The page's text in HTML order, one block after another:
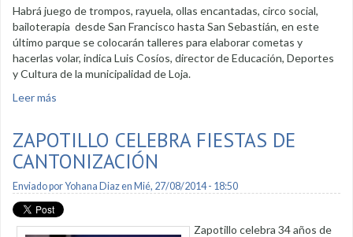
Habrá juego de trompos, rayuela, ollas encantadas, circo social,
bailoterapia desde San Francisco hasta San Sebastián, en este
último parque se colocarán talleres para elaborar cometas y
hacerlas volar, indica Luis Cosíos, director de Educación, Deportes
y Cultura de la municipalidad de Loja.
Leer más
ZAPOTILLO CELEBRA FIESTAS DE
CANTONIZACIÓN
Enviado porYohana Diazen Mié, 27/08/2014 - 18:50
Zapotillo celebra 34 años de